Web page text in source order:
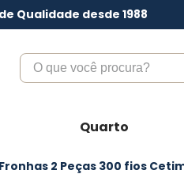
Qualidade desde 1988
O que você procura?
Quarto
2 Peças 300 fios